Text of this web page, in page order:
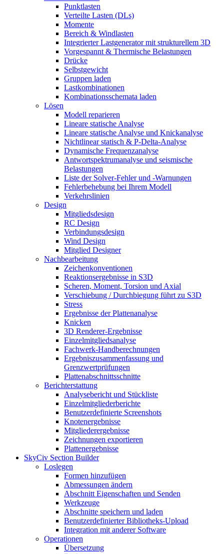
Punktlasten
Verteilte Lasten (DLs)
Momente
Bereich & Windlasten
Integrierter Lastgenerator mit strukturellem 3D
Vorgespannt & Thermische Belastungen
Drücke
Selbstgewicht
Gruppen laden
Lastkombinationen
Kombinationsschemata laden
Lösen
Modell reparieren
Lineare statische Analyse
Lineare statische Analyse und Knickanalyse
Nichtlinear statisch & P-Delta-Analyse
Dynamische Frequenzanalyse
Antwortspektrumanalyse und seismische
Belastungen
Liste der Solver-Fehler und -Warnungen
Fehlerbehebung bei Ihrem Modell
Verkehrslinien
Design
Mitgliedsdesign
RC Design
Verbindungsdesign
Wind Design
Mitglied Designer
Nachbearbeitung
Zeichenkonventionen
Reaktionsergebnisse in S3D
Scheren, Moment, Torsion und Axial
Verschiebung / Durchbiegung führt zu S3D
Stress
Ergebnisse der Plattenanalyse
Knicken
3D Renderer-Ergebnisse
Einzelmitgliedsanalyse
Fachwerk-Handberechnungen
Ergebniszusammenfassung und
Grenzwertprüfungen
Plattenabschnittsschnitte
Berichterstattung
Analysebericht und Stückliste
Einzelmitgliederberichte
Benutzerdefinierte Screenshots
Knotenergebnisse
Mitgliederergebnisse
Zeichnungen exportieren
Plattenergebnisse
SkyCiv Section Builder
Loslegen
Formen hinzufügen
Abmessungen ändern
Abschnitt Eigenschaften und Senden
Werkzeuge
Abschnitte speichern und laden
Benutzerdefinierter Bibliotheks-Upload
Integration mit anderer Software
Operationen
Übersetzung